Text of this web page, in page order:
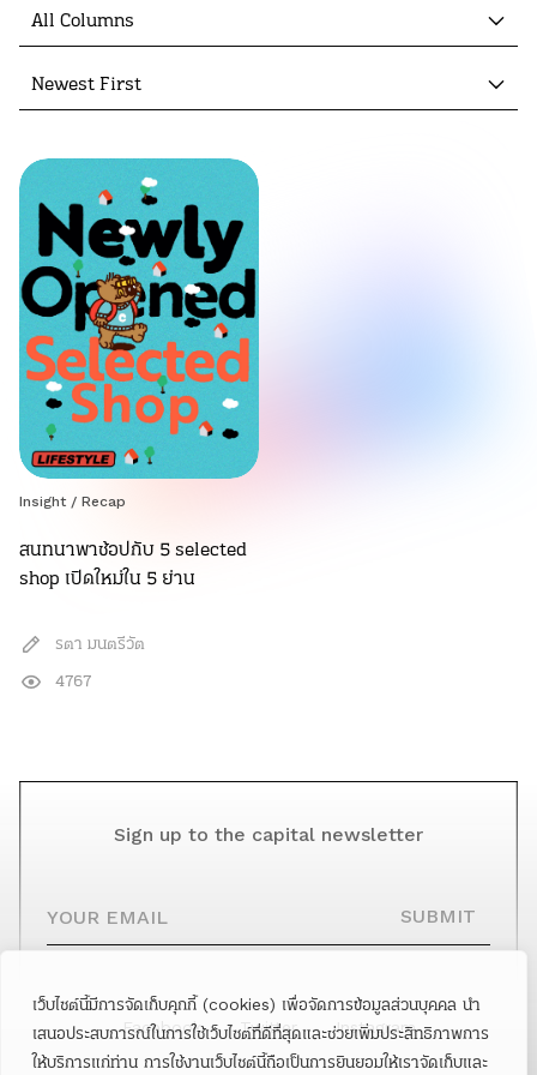
เว็บไซต์นี้มีการจัดเก็บคุกกี้ (cookies) เพื่อจัดการข้อมูลส่วนบุคคล นำ
เสนอประสบการณ์ในการใช้เว็บไซต์ที่ดีที่สุดและช่วยเพิ่มประสิทธิภาพการ
ให้บริการแก่ท่าน การใช้งานเว็บไซต์นี้ถือเป็นการยินยอมให้เราจัดเก็บและ
All Columns
Newest First
Insight / Recap
สนทนาพาช้อปกับ 5 selected
shop เปิดใหม่ใน 5 ย่าน
รตา มนตรีวัต
4767
Sign up to the capital newsletter
SUBMIT
Facebook Twitter Instagram